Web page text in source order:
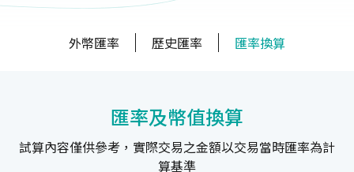
外幣匯率 歷史匯率 匯率換算
匯率及幣值換算
試算內容僅供參考，實際交易之金額以交易當時匯率為計
算基準